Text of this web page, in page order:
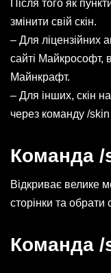
Після того як
змінити свій скін.
– Для ліцензійних
сайті Майкрософт,
Майнкрафт.
– Для інших, скін
через команду /
Команда /
Відкриває велике
сторінки та обрати
Команда /